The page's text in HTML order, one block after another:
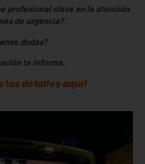
profesional clave en la atención
de urgencia?
dudas?
te informa.
los detalles aquí!